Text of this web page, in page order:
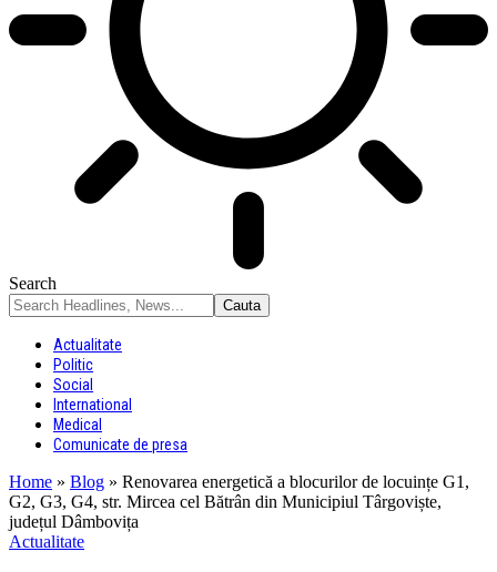
Search
Actualitate
Politic
Social
International
Medical
Comunicate de presa
Home » Blog » Renovarea energetică a blocurilor de locuințe G1,
G2, G3, G4, str. Mircea cel Bătrân din Municipiul Târgoviște,
județul Dâmbovița
Actualitate